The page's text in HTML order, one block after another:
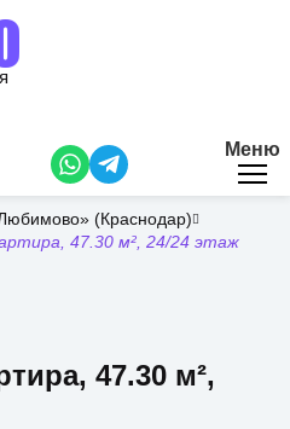
Меню
(Краснодар)
47.30 м², 24/24 этаж
47.30 м²,